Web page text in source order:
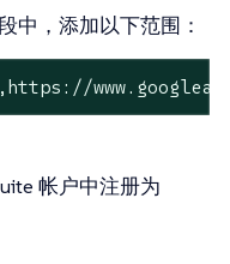
中，添加以下范围：
帐户中注册为